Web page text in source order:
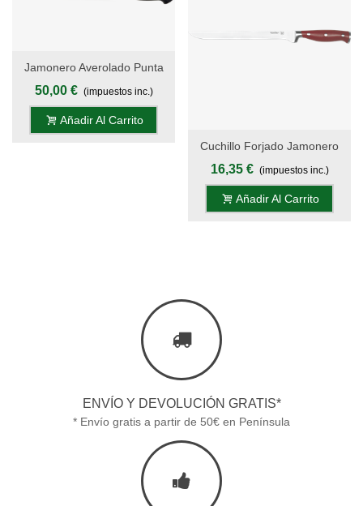
Jamonero Averolado Punta
Redonda 30 Cm - Mango
Pom, Display - S.Valentina
50,00 € (impuestos inc.)
Añadir Al Carrito
Cuchillo Forjado Jamonero
24 Cm - Mango POM Rojo
Inglés, S. Gala Hogar
16,35 € (impuestos inc.)
Añadir Al Carrito
ENVÍO Y DEVOLUCIÓN GRATIS*
* Envío gratis a partir de 50€ en Península